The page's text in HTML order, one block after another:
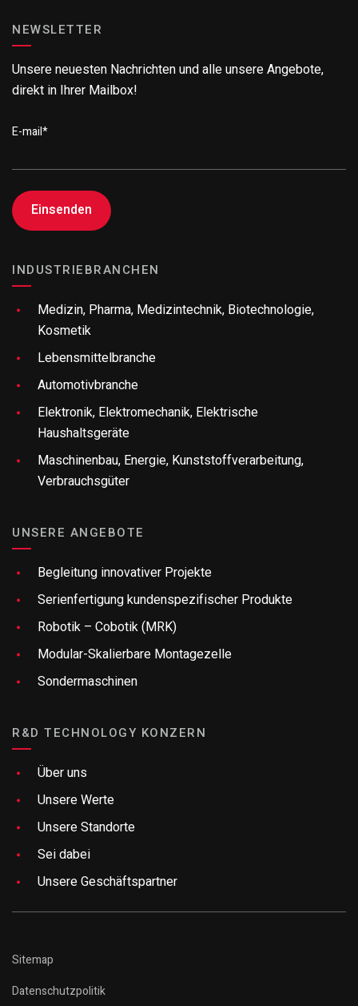
Brauchen Sie Hilfe?
eine Branche, einen Artikel oder einen beliebigen Inhalt
NEWSLETTER
Unsere neuesten Nachrichten und alle unsere Angebote,
direkt in Ihrer Mailbox!
E-mail*
INDUSTRIEBRANCHEN
Medizin, Pharma, Medizintechnik, Biotechnologie,
Kosmetik
Lebensmittelbranche
Automotivbranche
Elektronik, Elektromechanik, Elektrische
Haushaltsgeräte
Maschinenbau, Energie, Kunststoffverarbeitung,
Verbrauchsgüter
UNSERE ANGEBOTE
Begleitung innovativer Projekte
Serienfertigung kundenspezifischer Produkte
Robotik – Cobotik (MRK)
Modular-Skalierbare Montagezelle
Sondermaschinen
R&D TECHNOLOGY KONZERN
Über uns
Unsere Werte
Unsere Standorte
Sei dabei
Unsere Geschäftspartner
Sitemap
Datenschutzpolitik